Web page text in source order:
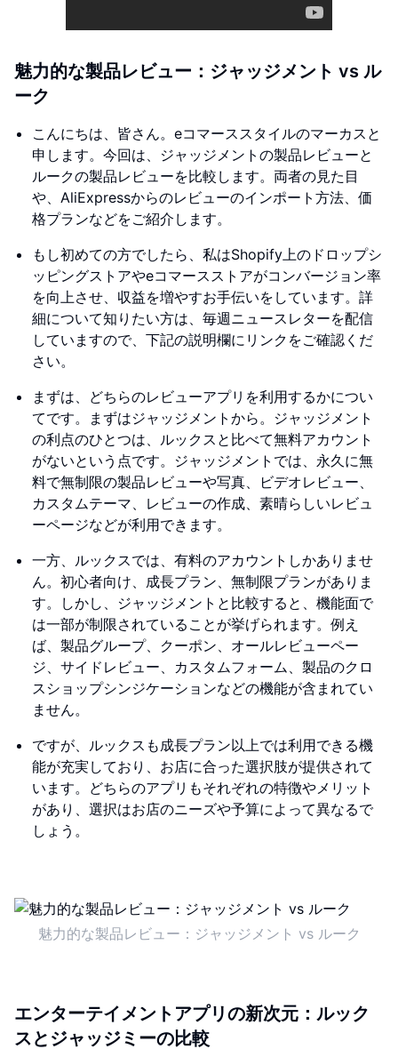
魅力的な製品レビュー：ジャッジメント vs ル
ーク
こんにちは、皆さん。eコマーススタイルのマーカスと
申します。今回は、ジャッジメントの製品レビューと
ルークの製品レビューを比較します。両者の見た目
や、AliExpressからのレビューのインポート方法、価
格プランなどをご紹介します。
もし初めての方でしたら、私はShopify上のドロップシ
ッピングストアやeコマースストアがコンバージョン率
を向上させ、収益を増やすお手伝いをしています。詳
細について知りたい方は、毎週ニュースレターを配信
していますので、下記の説明欄にリンクをご確認くだ
さい。
まずは、どちらのレビューアプリを利用するかについ
てです。まずはジャッジメントから。ジャッジメント
の利点のひとつは、ルックスと比べて無料アカウント
がないという点です。ジャッジメントでは、永久に無
料で無制限の製品レビューや写真、ビデオレビュー、
カスタムテーマ、レビューの作成、素晴らしいレビュ
ーページなどが利用できます。
一方、ルックスでは、有料のアカウントしかありませ
ん。初心者向け、成長プラン、無制限プランがありま
す。しかし、ジャッジメントと比較すると、機能面で
は一部が制限されていることが挙げられます。例え
ば、製品グループ、クーポン、オールレビューペー
ジ、サイドレビュー、カスタムフォーム、製品のクロ
スショップシンジケーションなどの機能が含まれてい
ません。
ですが、ルックスも成長プラン以上では利用できる機
能が充実しており、お店に合った選択肢が提供されて
います。どちらのアプリもそれぞれの特徴やメリット
があり、選択はお店のニーズや予算によって異なるで
しょう。
魅力的な製品レビュー：ジャッジメント vs ルーク
エンターテイメントアプリの新次元：ルック
スとジャッジミーの比較